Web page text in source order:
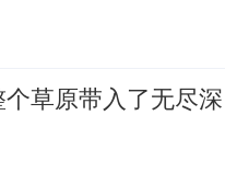
草原带入了无尽深